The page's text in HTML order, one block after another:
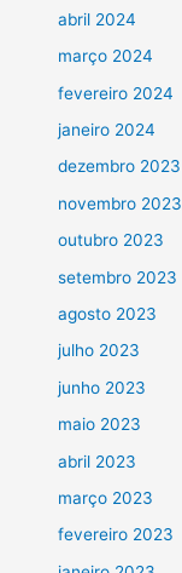
abril 2024
março 2024
fevereiro 2024
janeiro 2024
dezembro 2023
novembro 2023
outubro 2023
setembro 2023
agosto 2023
julho 2023
junho 2023
maio 2023
abril 2023
março 2023
fevereiro 2023